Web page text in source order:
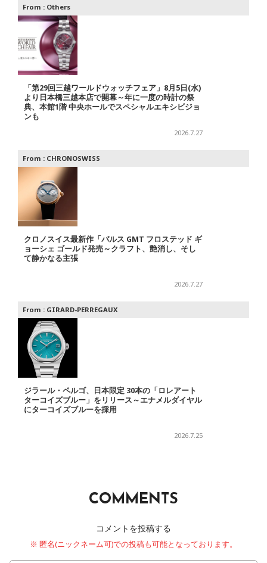
From : Others
「第29回三越ワールドウォッチフェア」8月5日(水)
より日本橋三越本店で開幕～年に一度の時計の祭
典、本館1階 中央ホールでスペシャルエキシビジョ
ンも
2026.7.27
From : CHRONOSWISS
クロノスイス最新作「パルス GMT フロステッド ギ
ョーシェ ゴールド発売～クラフト、艶消し、そし
て静かなる主張
2026.7.27
From : GIRARD-PERREGAUX
ジラール・ペルゴ、日本限定 30本の「ロレアート
ターコイズブルー」をリリース～エナメルダイヤル
にターコイズブルーを採用
2026.7.25
COMMENTS
コメントを投稿する
※ 匿名(ニックネーム可)での投稿も可能となっております。